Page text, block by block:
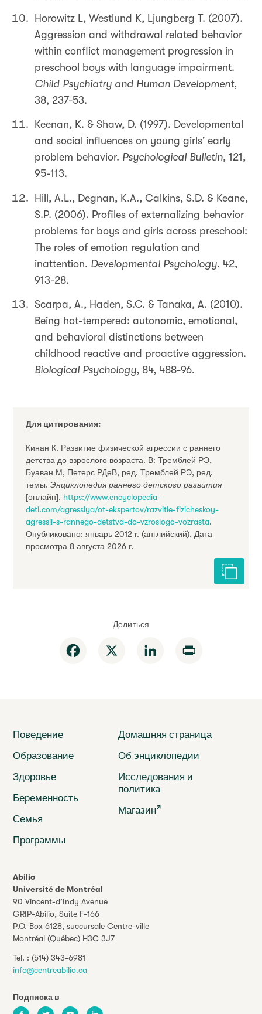
Horowitz L, Westlund K, Ljungberg T. (2007).
Aggression and withdrawal related behavior
within conflict management progression in
preschool boys with language impairment.
Child Psychiatry and Human Development,
38, 237-53.
Keenan, K. & Shaw, D. (1997). Developmental
and social influences on young girls' early
problem behavior. Psychological Bulletin, 121,
95-113.
Hill, A.L., Degnan, K.A., Calkins, S.D. & Keane,
S.P. (2006). Profiles of externalizing behavior
problems for boys and girls across preschool:
The roles of emotion regulation and
inattention. Developmental Psychology, 42,
913-28.
Scarpa, A., Haden, S.C. & Tanaka, A. (2010).
Being hot-tempered: autonomic, emotional,
and behavioral distinctions between
childhood reactive and proactive aggression.
Biological Psychology, 84, 488-96.
Для цитирования:
Кинан К. Развитие физической агрессии с раннего
детства до взрослого возраста. В: Тремблей РЭ,
Буаван М, Петерс РДеВ, ред. Тремблей РЭ, ред.
темы. Энциклопедия раннего детского развития
[онлайн]. https://www.encyclopedia-
deti.com/agressiya/ot-ekspertov/razvitie-fizicheskoy-
agressii-s-rannego-detstva-do-vzroslogo-vozrasta.
Опубликовано: январь 2012 r. (английский). Дата
просмотра 8 августа 2026 r.
Делиться
Facebook LinkedIn
Abilio
Université de Montréal
90 Vincent-d’Indy Avenue
GRIP-Abilio, Suite F-166
P.O. Box 6128, succursale Centre-ville
Montréal (Québec) H3C 3J7
Tel. : (514) 343-6981
info@centreabilio.ca
Подписка в
Поведение
Образование
Здоровье
Беременность
Семья
Программы
Домашняя страница
Об энциклопедии
Исследования и
политика
Магазин